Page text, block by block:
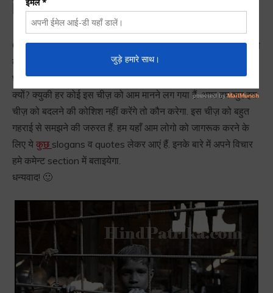
in Hindi
Quotes on Child Labour in Hindi :बाल मजदूरी आज के युग में लोगो
को नज़र में पाप बन कर नहीं रह गया हैं. लोगो को कोई फर्क नहीं पड़ता जब
छोटे छोटे बच्चे उनके जूठे या फेके गए कचरे को उठाते हुवे नज़र आते हैं.
क्यों? क्युकी हर कोई इस चीज़ को आम मानने लग गया हैं. अगर हम खुद इस
चीज़ को बदलने की कोशिश नहीं करेंगे तो कौन करेगा. इस चीज़ को बहुत
गहराई से समझने की जरुरत हैं. हम यहाँ आम लोगो को जागरूक करने के
लिए ये कुछ slogans व quotes लेकर आएं हैं. इनके बारे में अपने विचार
हमे कमेन्ट section में बताइयेगा.
धन्यवाद! 🙂